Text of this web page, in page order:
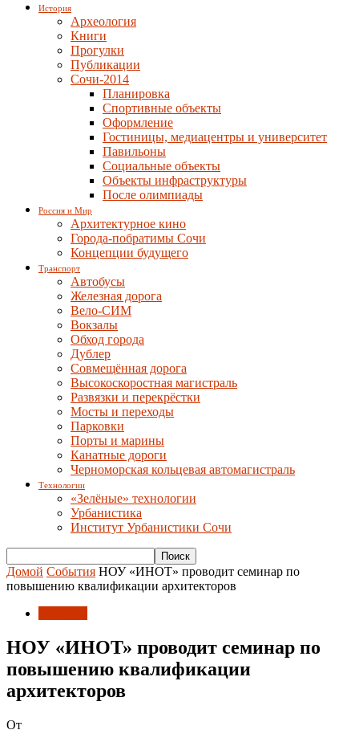
История
Археология
Книги
Прогулки
Публикации
Сочи-2014
Планировка
Спортивные объекты
Оформление
Гостиницы, медиацентры и университет
Павильоны
Социальные объекты
Объекты инфраструктуры
После олимпиады
Россия и Мир
Архитектурное кино
Города-побратимы Сочи
Концепции будущего
Транспорт
Автобусы
Железная дорога
Вело-СИМ
Вокзалы
Обход города
Дублер
Совмещённая дорога
Высокоскоростная магистраль
Развязки и перекрёстки
Мосты и переходы
Парковки
Порты и марины
Канатные дороги
Черноморская кольцевая автомагистраль
Технологии
«Зелёные» технологии
Урбанистика
Институт Урбанистики Сочи
Домой События НОУ «ИНОТ» проводит семинар по
повышению квалификации архитекторов
НОУ «ИНОТ» проводит семинар по
повышению квалификации
архитекторов
От